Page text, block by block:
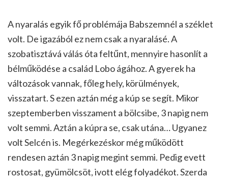
A nyaralás egyik fő problémája Babszemnél a széklet
volt. De igazából ez nem csak a nyaralásé. A
szobatisztává válás óta feltűnt, mennyire hasonlít a
bélműködése a család Lobo ágához. A gyerek ha
változások vannak, főleg hely, körülmények,
visszatart. S ezen aztán még a kúp se segít. Mikor
szeptemberben visszament a bölcsibe, 3 napig nem
volt semmi. Aztán a kúpra se, csak utána… Ugyanez
volt Selcén is. Megérkezéskor még működött
rendesen aztán 3 napig megint semmi. Pedig evett
rostosat, gyümölcsöt, ivott elég folyadékot. Szerda